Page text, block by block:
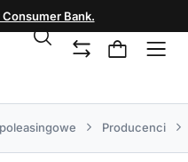
Bank.
Producenci